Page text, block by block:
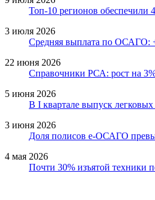
Топ-10 регионов
3 июля 2026
Средняя выплата по ОСАГО:
22 июня 2026
Справочники РСА: рост на
5 июня 2026
В I квартале выпуск
3 июня 2026
Доля полисов е-ОСАГО
4 мая 2026
Почти 30% изъятой техники